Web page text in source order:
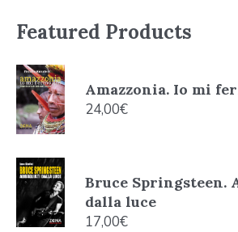
Featured Products
Amazzonia. Io mi
24,00€
Bruce Springsteen.
dalla luce
17,00€